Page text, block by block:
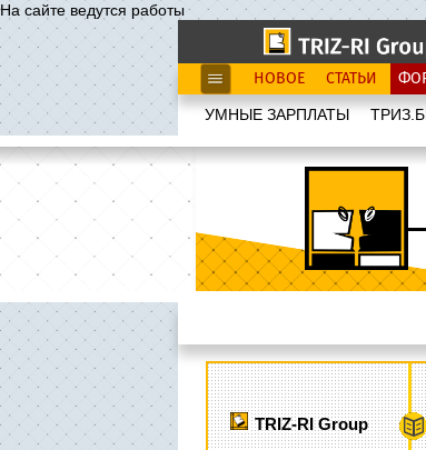
На сайте ведутся работы
НОВОЕ СТАТЬИ
УМНЫЕ ЗАРПЛАТЫ
TRIZ-RI Group